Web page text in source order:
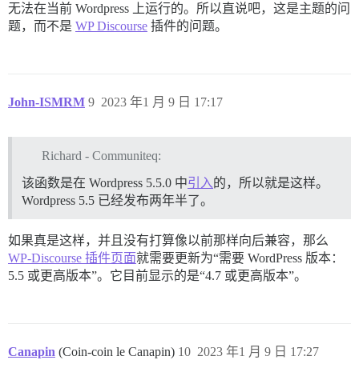
无法在当前 Wordpress 上运行的。所以直说吧，这是主题的问
题，而不是 WP Discourse 插件的问题。
John-ISMRM 2023 年1 月 9 日 17:17
9
Richard - Communiteq:
该函数是在 Wordpress 5.5.0 中引入的，所以就是这样。
Wordpress 5.5 已经发布两年半了。
如果真是这样，并且没有打算像以前那样向后兼容，那么
WP-Discourse 插件页面就需要更新为“需要 WordPress 版本：
5.5 或更高版本”。它目前显示的是“4.7 或更高版本”。
Canapin (Coin-coin le Canapin) 2023 年1 月 9 日 17:27
10